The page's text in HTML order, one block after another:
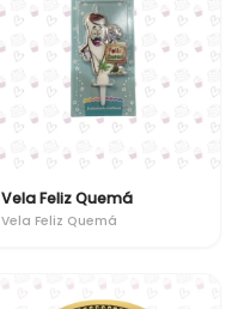
Vela Feliz Quemá
Vela Feliz Quemá